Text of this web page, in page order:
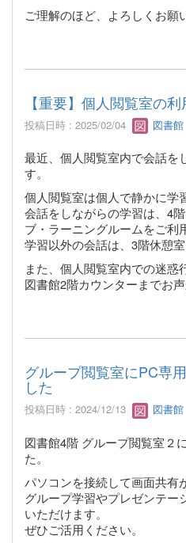
ご理解のほど、よろしくお
【重要】個人閲覧室の
投稿日時 : 2025/02/04 図書館
最近、個人閲覧室内で会話を
す。
個人閲覧室は個人で静かに学
会話をしながらの学習は、4
ブ・ラーニングルームをご利
学習以外の会話は、3階休憩室
また、個人閲覧室内での迷惑
図書館2階カウンターまでお声
グループ閲覧室にPC専
した
投稿日時 : 2024/12/13 図書館
図書館4階 グループ閲覧室２
た。
パソコンを接続して画面共有
グループ学習やプレゼンテー
いただけます。
ぜひご活用ください。